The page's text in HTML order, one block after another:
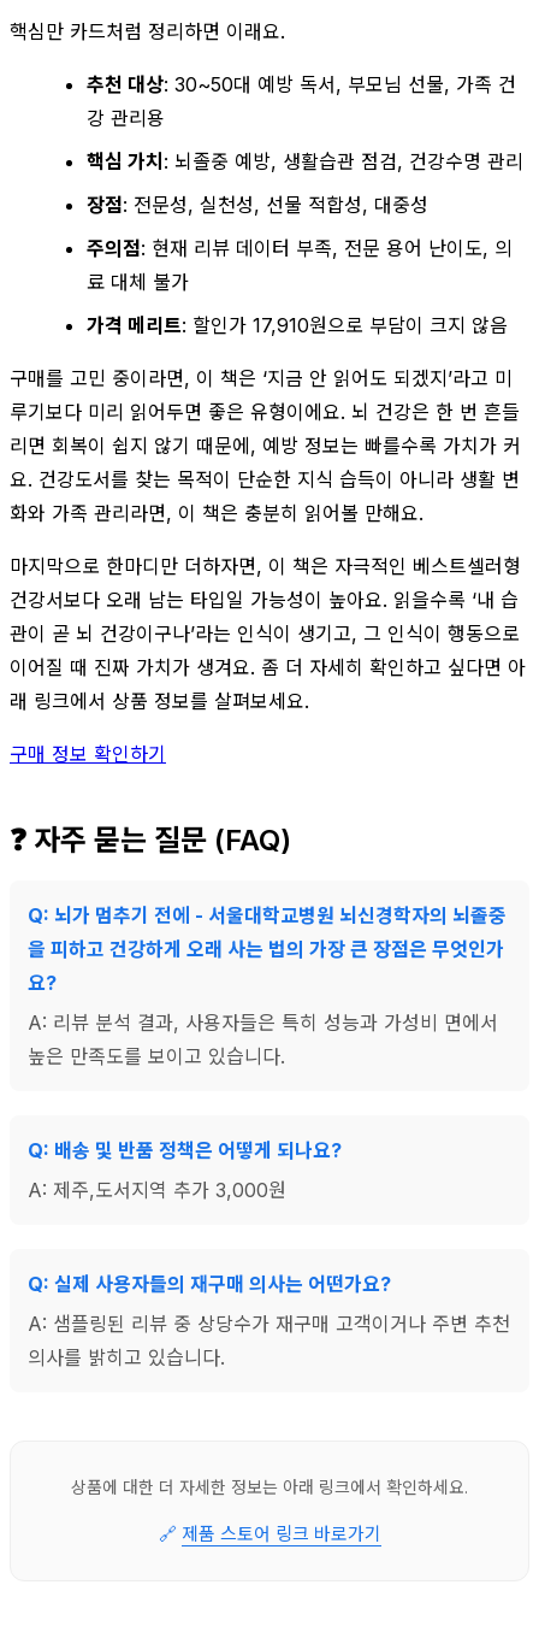
핵심만 카드처럼 정리하면 이래요.
추천 대상: 30~50대 예방 독서, 부모님 선물, 가족 건
강 관리용
핵심 가치: 뇌졸중 예방, 생활습관 점검, 건강수명 관리
장점: 전문성, 실천성, 선물 적합성, 대중성
주의점: 현재 리뷰 데이터 부족, 전문 용어 난이도, 의
료 대체 불가
가격 메리트: 할인가 17,910원으로 부담이 크지 않음
구매를 고민 중이라면, 이 책은 ‘지금 안 읽어도 되겠지’라고 미
루기보다 미리 읽어두면 좋은 유형이에요. 뇌 건강은 한 번 흔들
리면 회복이 쉽지 않기 때문에, 예방 정보는 빠를수록 가치가 커
요. 건강도서를 찾는 목적이 단순한 지식 습득이 아니라 생활 변
화와 가족 관리라면, 이 책은 충분히 읽어볼 만해요.
마지막으로 한마디만 더하자면, 이 책은 자극적인 베스트셀러형
건강서보다 오래 남는 타입일 가능성이 높아요. 읽을수록 ‘내 습
관이 곧 뇌 건강이구나’라는 인식이 생기고, 그 인식이 행동으로
이어질 때 진짜 가치가 생겨요. 좀 더 자세히 확인하고 싶다면 아
래 링크에서 상품 정보를 살펴보세요.
구매 정보 확인하기
❓ 자주 묻는 질문 (FAQ)
Q: 뇌가 멈추기 전에 - 서울대학교병원 뇌신경학자의 뇌졸중
을 피하고 건강하게 오래 사는 법의 가장 큰 장점은 무엇인가
요?
A: 리뷰 분석 결과, 사용자들은 특히 성능과 가성비 면에서
높은 만족도를 보이고 있습니다.
Q: 배송 및 반품 정책은 어떻게 되나요?
A: 제주,도서지역 추가 3,000원
Q: 실제 사용자들의 재구매 의사는 어떤가요?
A: 샘플링된 리뷰 중 상당수가 재구매 고객이거나 주변 추천
의사를 밝히고 있습니다.
상품에 대한 더 자세한 정보는 아래 링크에서 확인하세요.
🔗 제품 스토어 링크 바로가기